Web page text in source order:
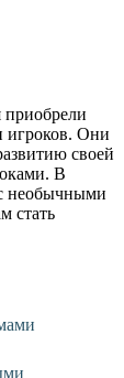
приобрели
игроков. Они
своей
В
необычными
стать